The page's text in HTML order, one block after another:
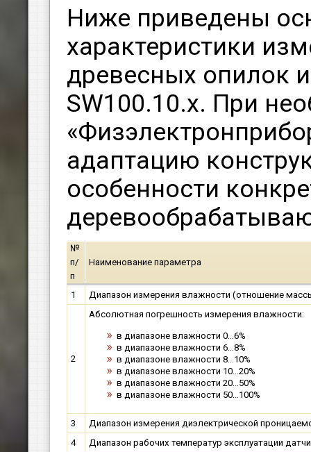
Ниже приведены
характеристики
древесных опилок
SW100.10.х. При
адаптацию
особенности
№
п/
п
Наименование параметра
1 Диапазон измерения влажности (отношение
2
Абсолютная погрешность измерения влажности:
в диапазоне влажности 0…6%
в диапазоне влажности 6…8%
в диапазоне влажности 8…10%
в диапазоне влажности 10…20%
в диапазоне влажности 20…50%
в диапазоне влажности 50…100%
3
Диапазон измерения диэлектрической
4
Диапазон рабочих температур эксплуатации